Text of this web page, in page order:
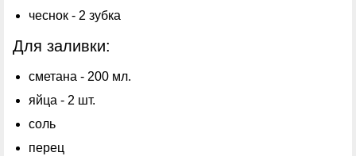
чеснок - 2 зубка
Для заливки:
сметана - 200 мл.
яйца - 2 шт.
соль
перец